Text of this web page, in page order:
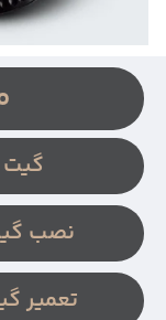
نصب
تعمیر